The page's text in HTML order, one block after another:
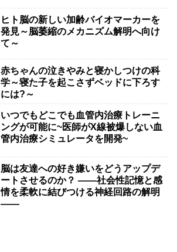
ヒト脳の新しい加齢バイオマーカーを
発見～脳萎縮のメカニズム解明へ向け
て～
赤ちゃんの泣きやみと寝かしつけの科
学～寝た子を起こさずベッドに下ろす
には?～
いつでもどこでも血管内治療トレーニ
ングが可能に~医師がX線被爆しない血
管内治療シミュレータを開発~
脳は友達への好き嫌いをどうアップデ
ートさせるのか？ ――社会性記憶と感
情を柔軟に結びつける神経回路の解明
――